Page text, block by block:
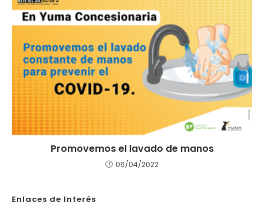
Promovemos el lavado de manos
06/04/2022
Enlaces de Interés